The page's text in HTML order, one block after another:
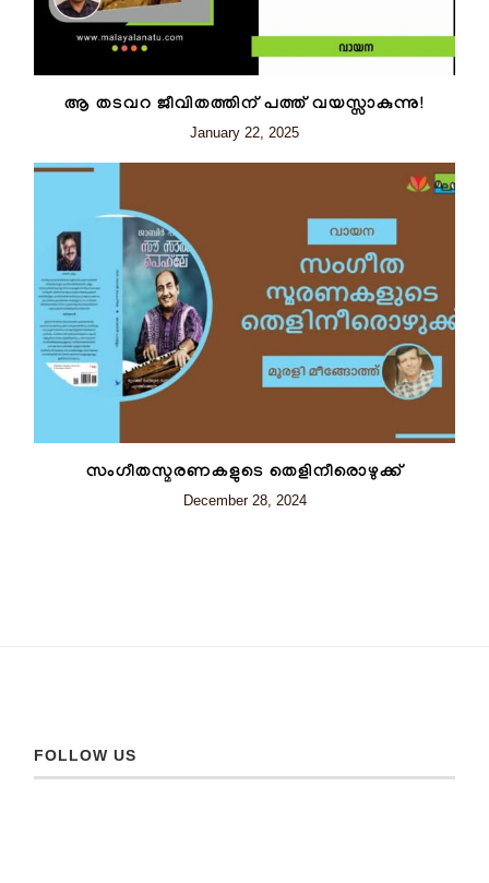
ആ തടവറ ജീവിതത്തിന് പത്ത് വയസ്സാകുന്നു!
January 22, 2025
സംഗീതസ്മരണകളുടെ തെളിനീരൊഴുക്ക്
December 28, 2024
FOLLOW US